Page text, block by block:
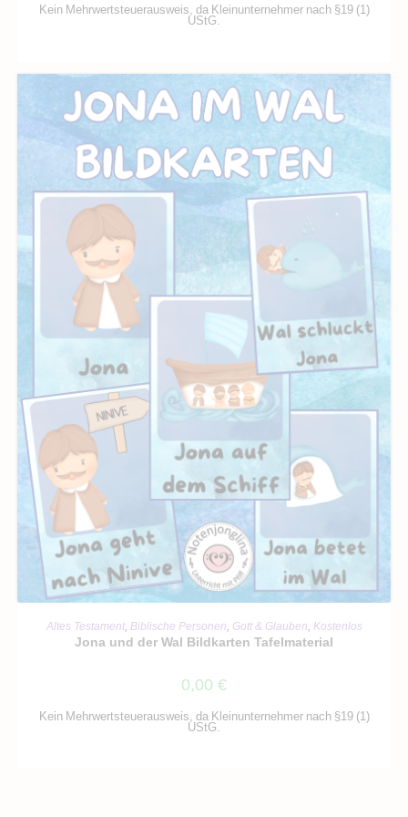
Kein Mehrwertsteuerausweis, da Kleinunternehmer nach §19 (1)
UStG.
IN DEN WARENKORB
Altes Testament, Biblische Personen, Gott & Glauben, Kostenlos
Jona und der Wal Bildkarten Tafelmaterial
0,00 €
Kein Mehrwertsteuerausweis, da Kleinunternehmer nach §19 (1)
UStG.